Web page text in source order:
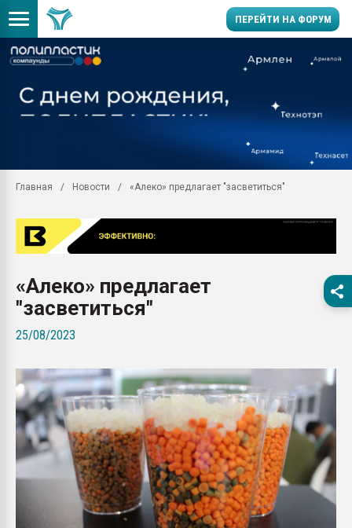
ПЕРЕЙТИ НА ФОРУМ
заводу пластмасс"
Помощь в подборе
Вакуум-формовочные
первый план в
бутылок
ПЕРЕЙТИ НА
Главная Новости «Алеко» предлагает "засветиться"
«Алеко» предлагает
"засветиться"
25/08/2023